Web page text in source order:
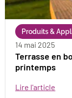
Produits &
14 mai 2025
Terrasse en
printemps
Lire l'article